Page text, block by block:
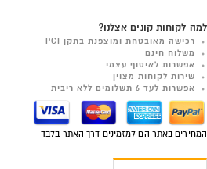
למה לקוחות קונים אצלנו?
רכישה מאובטחת ומוצפנת בתקן PCI
משלוח חינם
אפשרות לאיסוף עצמי
שירות לקוחות מצוין
אפשרות לעד 6 תשלומים ללא ריבית
המחירים באתר הם למזמינים דרך האתר בלבד